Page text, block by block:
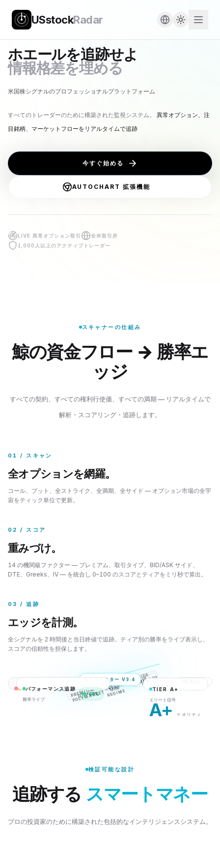
USstockRadar
日本語 한국어
ホエールを追跡せよ
情報格差を埋める
米国株シグナルのプロフェッショナルプラットフォーム
すべてのトレーダーのために構築された監視システム。
異常オプション、注
目銘柄、マーケットフローをリアルタイムで追跡
今すぐ始める
AUTOCHART 拡張機能
LIVE 異常オプション取引
全米取引所
1,000人以上のアクティブトレーダー
スキャナーの仕組み
鯨の資金フロー → 勝率エ
ッジ
すべての契約、すべての権利行使価、すべての満期 — リアルタイムで
解析・スコアリング・追跡します。
01 / スキャン
全オプションを網羅。
コール、プット、全ストライク、全満期、全サイド — オプション市場の全宇
宙をティック単位で更新。
02 / スコア
重みづけ。
14 の機関級ファクター — プレミアム、取引タイプ、BID/ASK サイド、
DTE、Greeks、IV — を統合し 0–100 のスコアとティアをミリ秒で算出。
03 / 追跡
エッジを計測。
全シグナルを 2 時間後と当日終値で追跡。ティア別の勝率をライブ表示し、
スコアの信頼性を担保します。
LIVE
// scan all options, every tick
全オプション
全契約 ティック単位
14 ファクター V3.4
PREMIUM
TRADE
TYPE
SIDE
DTE
GREEKS
IV
POLYMARKET
VIX
REGI
ME
CATEGORY
TIER A+
エリート信号
A+
クオリティ
パフォーマンス追跡
勝率ライブ
+68%
検証可能な設計
追跡する スマートマネー
プロの投資家のために構築された包括的なインテリジェンスシステム。